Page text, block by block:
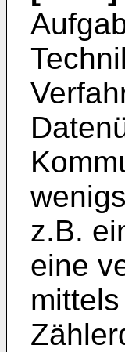
z.B.
eine